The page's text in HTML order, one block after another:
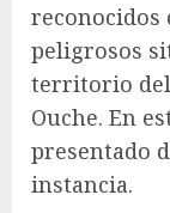
reconocidos
peligrosos
territorio del
Ouche. En
presentado
instancia.